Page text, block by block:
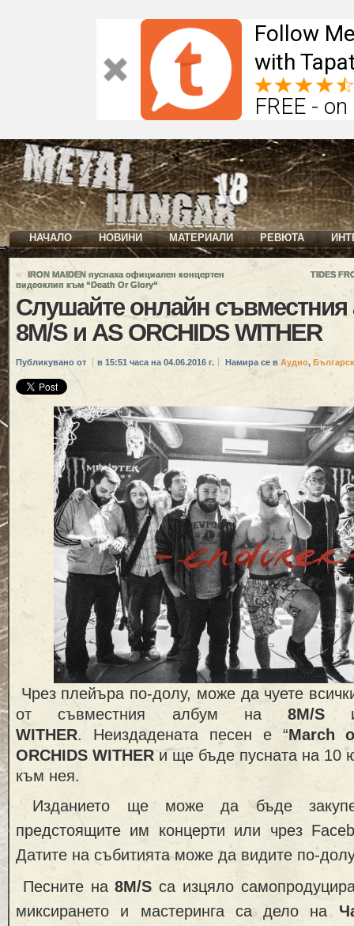
Follow
with
FREE -
НАЧАЛО НОВИНИ МАТЕРИАЛИ РЕВЮТА
«
IRON MAIDEN пуснаха официален концертен
видеоклип към “Death Or Glory“
TIDES
Слушайте онлайн съвместния
8M/S и AS ORCHIDS WITHER
Публикувано от в 15:51 часа на 04.06.2016 г. Намира се в Аудио,
Чрез плейъра по-долу, може да чуете
от съвместния албум на8M/S
WITHER. Неиздадената песен е “March
ORCHIDS WITHERи ще бъде пусната на 10
към нея.
Изданието ще може да бъде
предстоящите им концерти или чрез
Датите на събитията може да видите по-
Песните на8M/S са изцяло
миксирането и мастеринга са дело на